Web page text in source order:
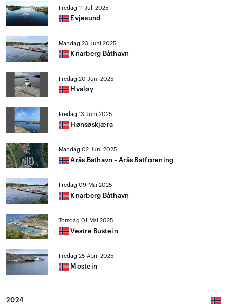
Fredag 11 Juli 2025
Evjesund
Mandag 23 Juni 2025
Knarberg Båthavn
Fredag 20 Juni 2025
Hvaløy
Fredag 13 Juni 2025
Hønsøskjæra
Mandag 02 Juni 2025
Arås Båthavn - Arås Båtforening
Fredag 09 Mai 2025
Knarberg Båthavn
Torsdag 01 Mai 2025
Vestre Bustein
Fredag 25 April 2025
Mostein
2024